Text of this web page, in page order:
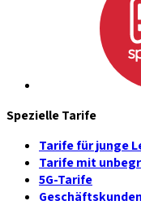
Spezielle Tarife
Tarife für junge
Tarife mit
5G-Tarife